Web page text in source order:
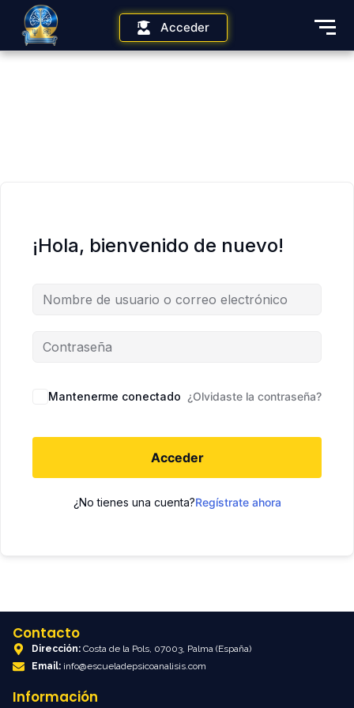
Acceder
¡Hola, bienvenido de nuevo!
Mantenerme conectado ¿Olvidaste la contraseña?
Acceder
¿No tienes una cuenta?Regístrate ahora
Contacto
Dirección: Costa de la Pols, 07003, Palma (España)
Email: info@escueladepsicoanalisis.com
Información